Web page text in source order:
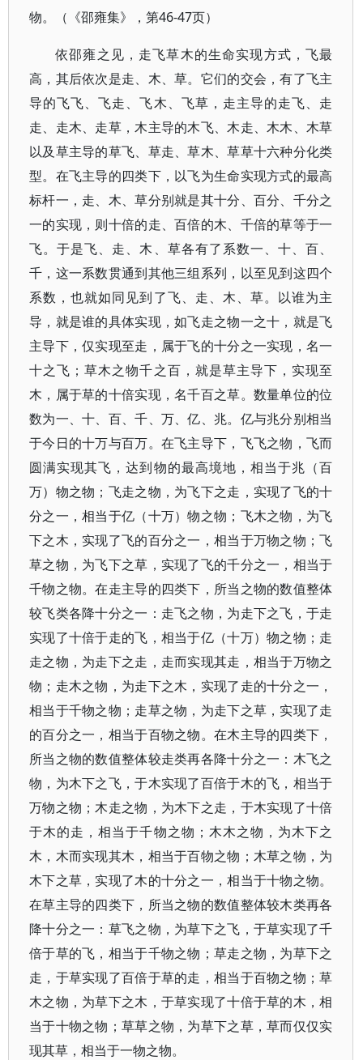
物。（《邵雍集》，第46-47页）
依邵雍之见，走飞草木的生命实现方式，飞最
高，其后依次是走、木、草。它们的交会，有了飞主
导的飞飞、飞走、飞木、飞草，走主导的走飞、走
走、走木、走草，木主导的木飞、木走、木木、木草
以及草主导的草飞、草走、草木、草草十六种分化类
型。在飞主导的四类下，以飞为生命实现方式的最高
标杆一，走、木、草分别就是其十分、百分、千分之
一的实现，则十倍的走、百倍的木、千倍的草等于一
飞。于是飞、走、木、草各有了系数一、十、百、
千，这一系数贯通到其他三组系列，以至见到这四个
系数，也就如同见到了飞、走、木、草。以谁为主
导，就是谁的具体实现，如飞走之物一之十，就是飞
主导下，仅实现至走，属于飞的十分之一实现，名一
十之飞；草木之物千之百，就是草主导下，实现至
木，属于草的十倍实现，名千百之草。数量单位的位
数为一、十、百、千、万、亿、兆。亿与兆分别相当
于今日的十万与百万。在飞主导下，飞飞之物，飞而
圆满实现其飞，达到物的最高境地，相当于兆（百
万）物之物；飞走之物，为飞下之走，实现了飞的十
分之一，相当于亿（十万）物之物；飞木之物，为飞
下之木，实现了飞的百分之一，相当于万物之物；飞
草之物，为飞下之草，实现了飞的千分之一，相当于
千物之物。在走主导的四类下，所当之物的数值整体
较飞类各降十分之一：走飞之物，为走下之飞，于走
实现了十倍于走的飞，相当于亿（十万）物之物；走
走之物，为走下之走，走而实现其走，相当于万物之
物；走木之物，为走下之木，实现了走的十分之一，
相当于千物之物；走草之物，为走下之草，实现了走
的百分之一，相当于百物之物。在木主导的四类下，
所当之物的数值整体较走类再各降十分之一：木飞之
物，为木下之飞，于木实现了百倍于木的飞，相当于
万物之物；木走之物，为木下之走，于木实现了十倍
于木的走，相当于千物之物；木木之物，为木下之
木，木而实现其木，相当于百物之物；木草之物，为
木下之草，实现了木的十分之一，相当于十物之物。
在草主导的四类下，所当之物的数值整体较木类再各
降十分之一：草飞之物，为草下之飞，于草实现了千
倍于草的飞，相当于千物之物；草走之物，为草下之
走，于草实现了百倍于草的走，相当于百物之物；草
木之物，为草下之木，于草实现了十倍于草的木，相
当于十物之物；草草之物，为草下之草，草而仅仅实
现其草，相当于一物之物。